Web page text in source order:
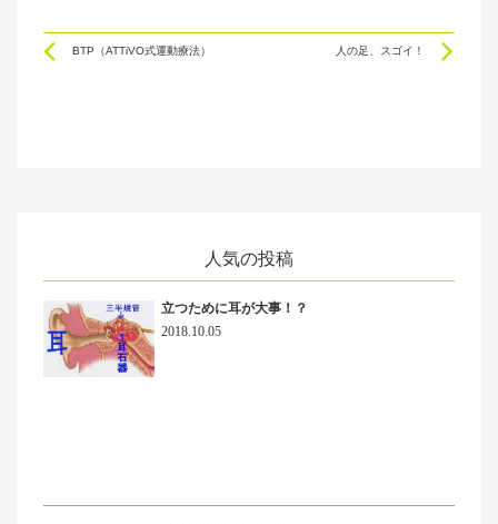
Prev
BTP（ATTiVO式運動療法） 人の足、スゴイ！
人気の投稿
立つために耳が大事！？
2018.10.05